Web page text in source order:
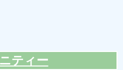
ティー